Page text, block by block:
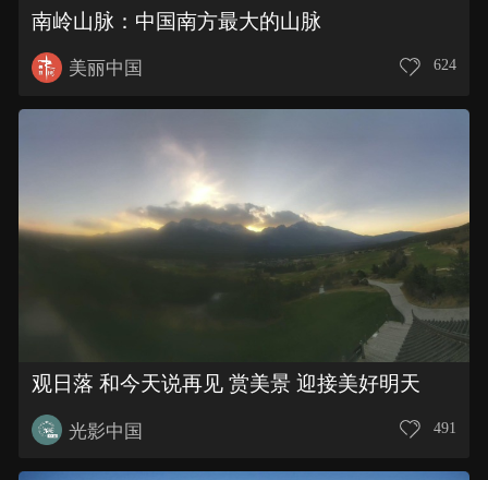
南岭山脉：中国南方最大的山脉
美丽中国 624
观日落 和今天说再见 赏美景 迎接美好明天
光影中国 491